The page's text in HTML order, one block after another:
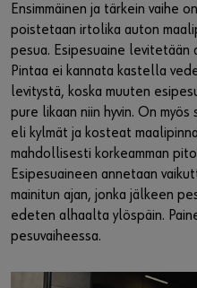
Ensimmäinen ja tärkein vaihe
poistetaan irtolika auton
pesua. Esipesuaine
Pintaa ei kannata kastella
levitystä, koska muuten
pure likaan niin hyvin. On
eli kylmät ja kosteat
mahdollisesti korkeamman
Esipesuaineen annetaan
mainitun ajan, jonka jälkeen
edeten alhaalta ylöspäin.
pesuvaiheessa.